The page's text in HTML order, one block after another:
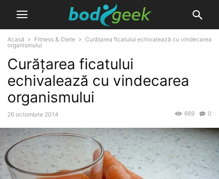
Acasă Fitness & Diete
Curățarea ficatului echivalează cu vindecarea
organismului
Curățarea ficatului
echivalează cu vindecarea
organismului
26 octombrie 2014 0
669